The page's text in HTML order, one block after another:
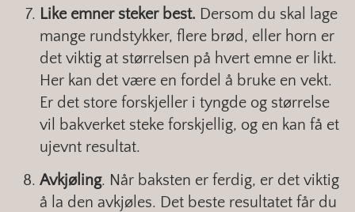
Like emner steker best. Dersom du skal lage
mange rundstykker, flere brød, eller horn er
det viktig at størrelsen på hvert emne er likt.
Her kan det være en fordel å bruke en vekt.
Er det store forskjeller i tyngde og størrelse
vil bakverket steke forskjellig, og en kan få et
ujevnt resultat.
Avkjøling. Når baksten er ferdig, er det viktig
å la den avkjøles. Det beste resultatet får du